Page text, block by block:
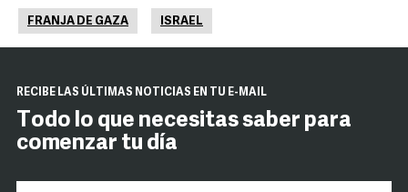
FRANJA DE GAZA ISRAEL
RECIBE LAS ÚLTIMAS NOTICIAS EN TU E-MAIL
Todo lo que necesitas saber para
comenzar tu día